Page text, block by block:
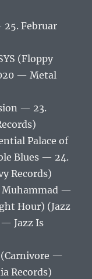
Februar
(Floppy
— Metal
— 23.
Palace of
Blues — 24.
Records)
Muhammad —
Hour) (Jazz
Jazz Is
(Carnivore —
Records)